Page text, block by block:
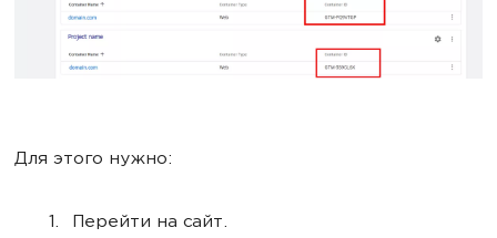
Для этого нужно:
Перейти на сайт.